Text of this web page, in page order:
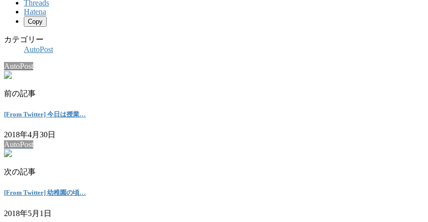
Threads
Hatena
Copy
カテゴリー
AutoPost
AutoPost
前の記事
[From Twitter] 今日は授業…
2018年4月30日
AutoPost
次の記事
[From Twitter] 幼稚園の頃…
2018年5月1日